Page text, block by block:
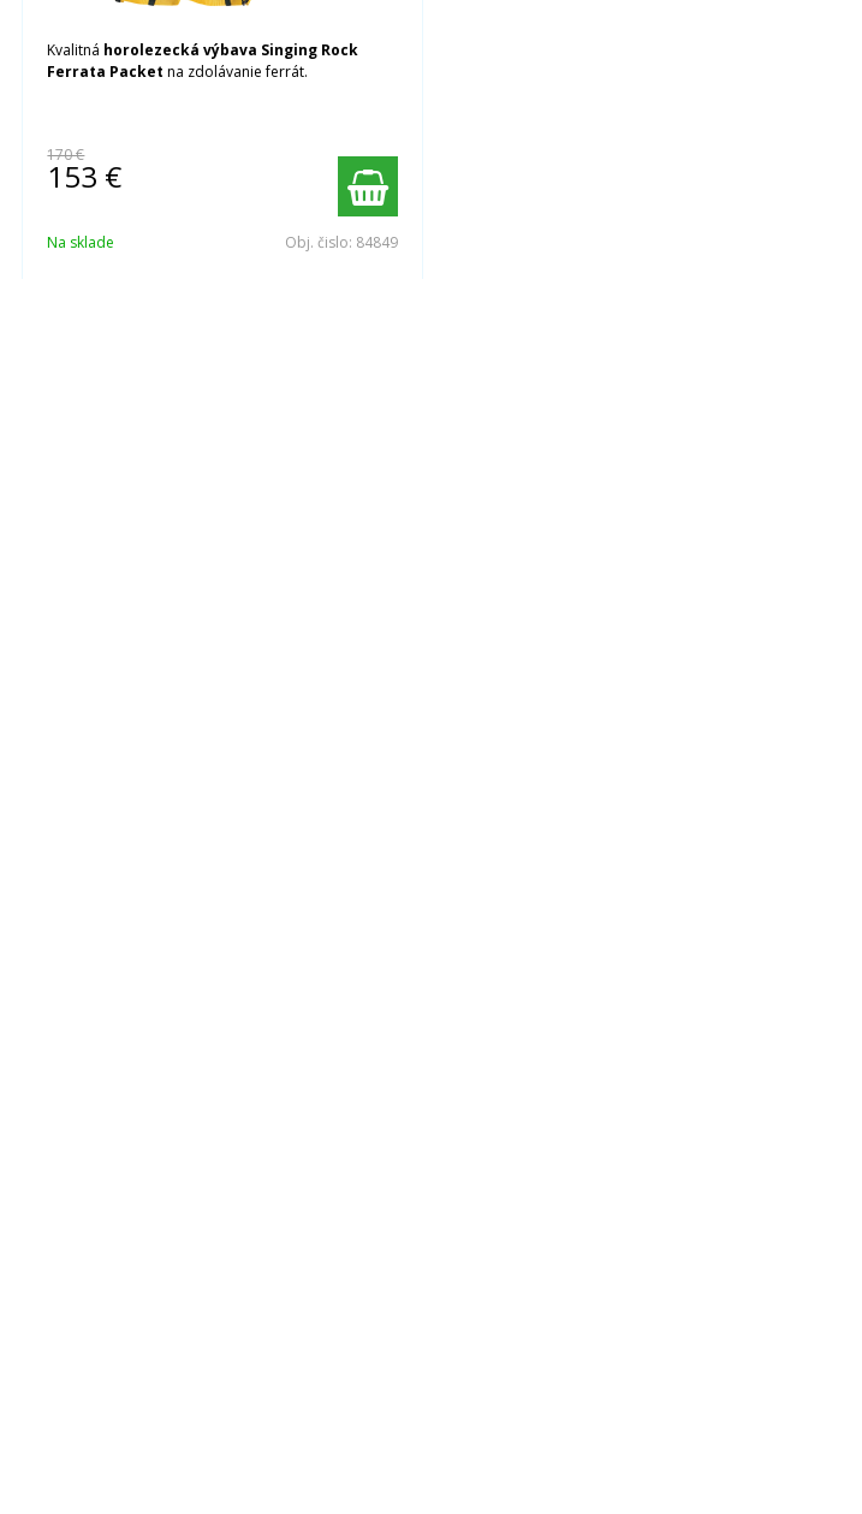
Kvalitná horolezecká výbava Singing Rock
Ferrata Packet na zdolávanie ferrát.
170 €
153 €
Na sklade Obj. čislo: 84849